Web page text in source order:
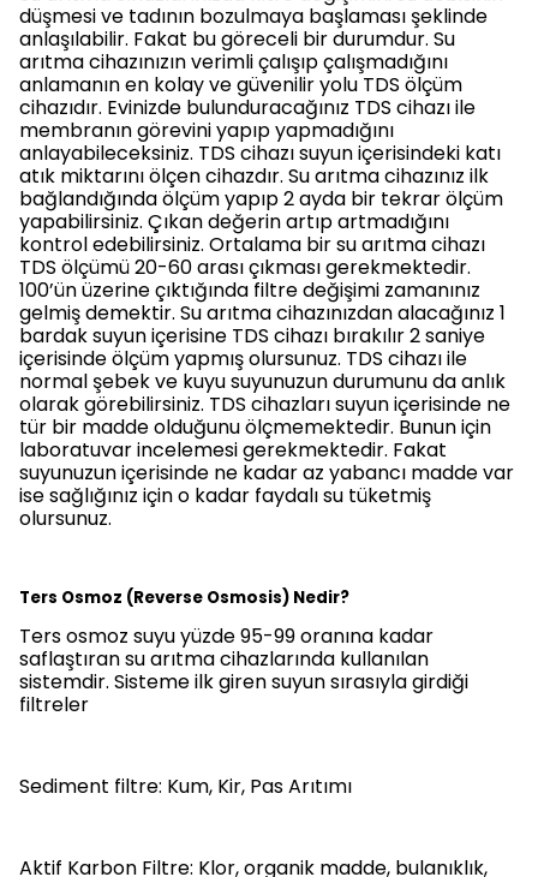
düşmesi ve tadının bozulmaya başlaması şeklinde
anlaşılabilir. Fakat bu göreceli bir durumdur. Su
arıtma cihazınızın verimli çalışıp çalışmadığını
anlamanın en kolay ve güvenilir yolu TDS ölçüm
cihazıdır. Evinizde bulunduracağınız TDS cihazı ile
membranın görevini yapıp yapmadığını
anlayabileceksiniz. TDS cihazı suyun içerisindeki katı
atık miktarını ölçen cihazdır. Su arıtma cihazınız ilk
bağlandığında ölçüm yapıp 2 ayda bir tekrar ölçüm
yapabilirsiniz. Çıkan değerin artıp artmadığını
kontrol edebilirsiniz. Ortalama bir su arıtma cihazı
TDS ölçümü 20-60 arası çıkması gerekmektedir.
100’ün üzerine çıktığında filtre değişimi zamanınız
gelmiş demektir. Su arıtma cihazınızdan alacağınız 1
bardak suyun içerisine TDS cihazı bırakılır 2 saniye
içerisinde ölçüm yapmış olursunuz. TDS cihazı ile
normal şebek ve kuyu suyunuzun durumunu da anlık
olarak görebilirsiniz. TDS cihazları suyun içerisinde ne
tür bir madde olduğunu ölçmemektedir. Bunun için
laboratuvar incelemesi gerekmektedir. Fakat
suyunuzun içerisinde ne kadar az yabancı madde var
ise sağlığınız için o kadar faydalı su tüketmiş
olursunuz.
Ters Osmoz (Reverse Osmosis) Nedir?
Ters osmoz suyu yüzde 95-99 oranına kadar
saflaştıran su arıtma cihazlarında kullanılan
sistemdir. Sisteme ilk giren suyun sırasıyla girdiği
filtreler
Sediment filtre: Kum, Kir, Pas Arıtımı
Aktif Karbon Filtre: Klor, organik madde, bulanıklık,